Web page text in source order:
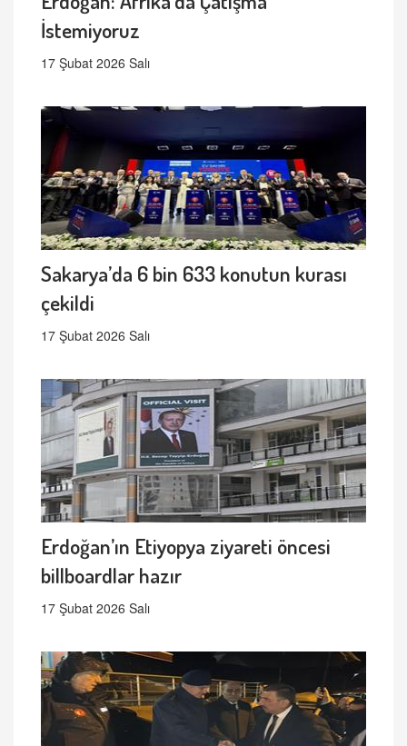
İstemiyoruz
17 Şubat 2026 Salı
Sakarya’da 6 bin 633 konutun kurası
çekildi
17 Şubat 2026 Salı
Erdoğan’ın Etiyopya ziyareti öncesi
billboardlar hazır
17 Şubat 2026 Salı